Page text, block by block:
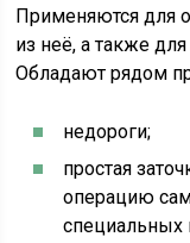
Применяются для
из неё, а также
Обладают рядом
недороги;
простая
операцию
специальных